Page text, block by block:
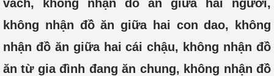
vách, không nhận đồ ăn giữa hai người,
không nhận đồ ăn giữa hai con dao, không
nhận đồ ăn giữa hai cái chậu, không nhận đồ
ăn từ gia đình đang ăn chung, không nhận đồ